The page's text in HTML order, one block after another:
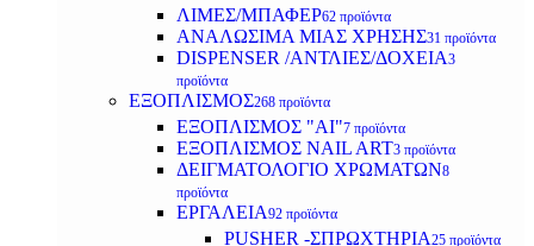
ΛΙΜΕΣ/ΜΠΑΦΕΡ62 προϊόντα
ΑΝΑΛΩΣΙΜΑ ΜΙΑΣ ΧΡΗΣΗΣ31 προϊόντα
DISPENSER /ΑΝΤΛΙΕΣ/ΔΟΧΕΙΑ3
προϊόντα
ΕΞΟΠΛΙΣΜΟΣ268 προϊόντα
ΕΞΟΠΛΙΣΜΟΣ "AI"7 προϊόντα
ΕΞΟΠΛΙΣΜΟΣ NAIL ART3 προϊόντα
ΔΕΙΓΜΑΤΟΛΟΓΙΟ ΧΡΩΜΑΤΩΝ8
προϊόντα
ΕΡΓΑΛΕΙΑ92 προϊόντα
PUSHER -ΣΠΡΩΧΤΗΡΙΑ25 προϊόντα